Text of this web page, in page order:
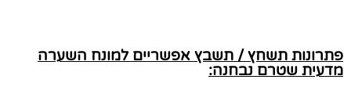
פתרונות תשחץ / תשבץ אפשריים למונח השערה
מדעית שטרם נבחנה: